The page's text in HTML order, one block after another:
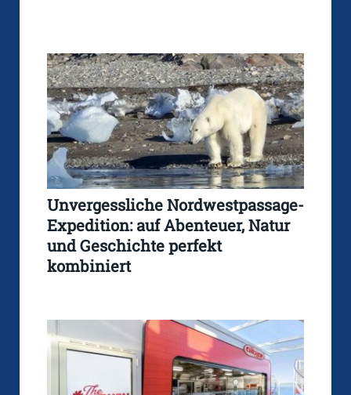
Unvergessliche Nordwestpassage-
Expedition: auf Abenteuer, Natur
und Geschichte perfekt
kombiniert